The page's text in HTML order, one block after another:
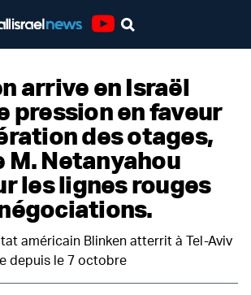
arrive en Israël
pression en faveur
des otages,
M. Netanyahou
les lignes rouges
américain Blinken atterrit à Tel-Aviv
depuis le 7 octobre